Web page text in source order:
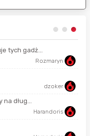
tych gadż...
Rozmaryn
dzoker
dług...
Harandoris